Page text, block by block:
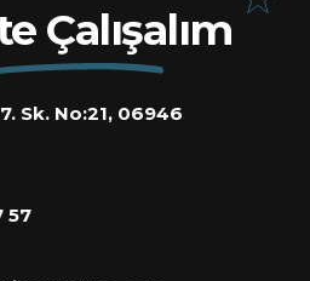
Çalışalım
Sk. No:21, 06946
57